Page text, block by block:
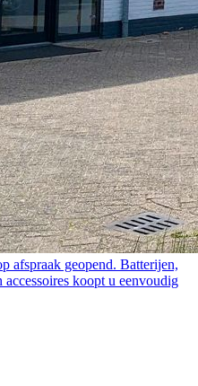
afspraak geopend. Batterijen,
accessoires koopt u eenvoudig